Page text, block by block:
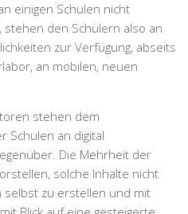
einigen Schulen nicht
den Schülern also an
zur Verfügung, abseits
an mobilen, neuen
stehen dem
Schulen an digital
Die Mehrheit der
solche Inhalte nicht
zu erstellen und mit